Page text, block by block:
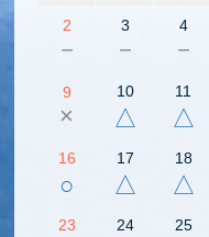
2
－
3
－
4
－
9
×
10
△
11
△
16
○
17
△
18
△
23 24 25